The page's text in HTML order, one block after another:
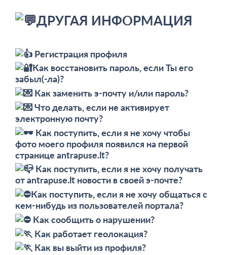
ДРУГАЯ ИНФОРМАЦИЯ
Регистрация профиля
Как восстановить пароль, если Ты его
забыл(-ла)?
Как заменить э-почту и/или пароль?
Что делать, если не активирует
электронную почту?
Как поступить, если я не хочу чтобы
фото моего профиля появился на первой
странице antrapuse.lt?
Как поступить, если я не хочу получать
от antrapuse.lt новости в своей э-почте?
Как поступить, если я не хочу общаться с
кем-нибудь из пользователей портала?
Как сообщить о нарушении?
Как работает геолокация?
Как вы выйти из профиля?